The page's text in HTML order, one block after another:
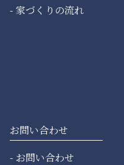
家づくりの流れ
お問い合わせ
お問い合わせ